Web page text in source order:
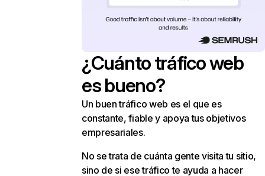
¿Cuánto tráfico web
es bueno?
Un buen tráfico web es el que es
constante, fiable y apoya tus objetivos
empresariales.
No se trata de cuánta gente visita tu sitio,
sino de si ese tráfico te ayuda a hacer